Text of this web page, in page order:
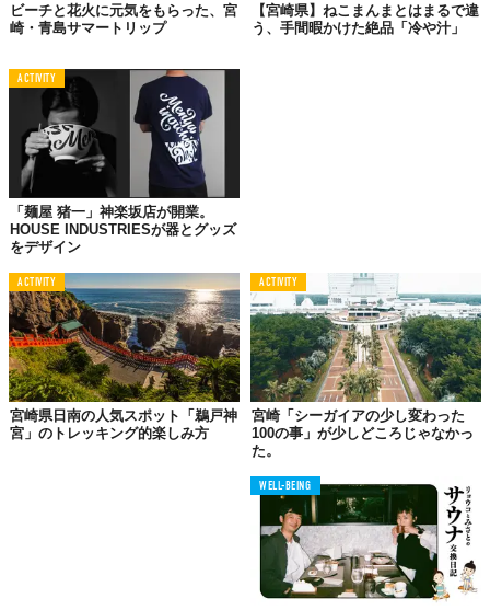
ビーチと花火に元気をもらった、宮
崎・青島サマートリップ
【宮崎県】ねこまんまとはまるで違
う、手間暇かけた絶品「冷や汁」
ACTIVITY
「麺屋 猪一」神楽坂店が開業。
HOUSE INDUSTRIESが器とグッズ
をデザイン
ACTIVITY
宮崎県日南の人気スポット「鵜戸神
宮」のトレッキング的楽しみ方
ACTIVITY
宮崎「シーガイアの少し変わった
100の事」が少しどころじゃなかっ
た。
WELL-BEING